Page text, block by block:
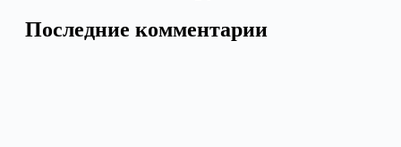
Последние комментарии